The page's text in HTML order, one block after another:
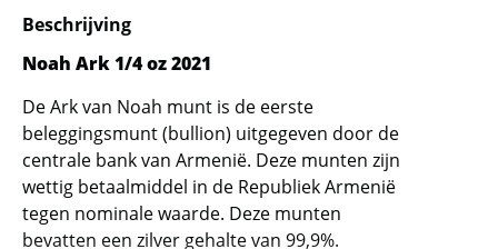
de
wachtlijst
dit
product
toe
te
voegen
Beschrijving
Noah Ark 1/4 oz 2021
De Ark van Noah munt is de eerste
beleggingsmunt (bullion) uitgegeven door de
centrale bank van Armenië. Deze munten zijn
wettig betaalmiddel in de Republiek Armenië
tegen nominale waarde. Deze munten
bevatten een zilver gehalte van 99,9%.